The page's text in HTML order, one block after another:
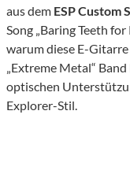
aus dem ESP Custom
Song „Baring Teeth
warum diese E-
„Extreme Metal“
optischen
Explorer-Stil.